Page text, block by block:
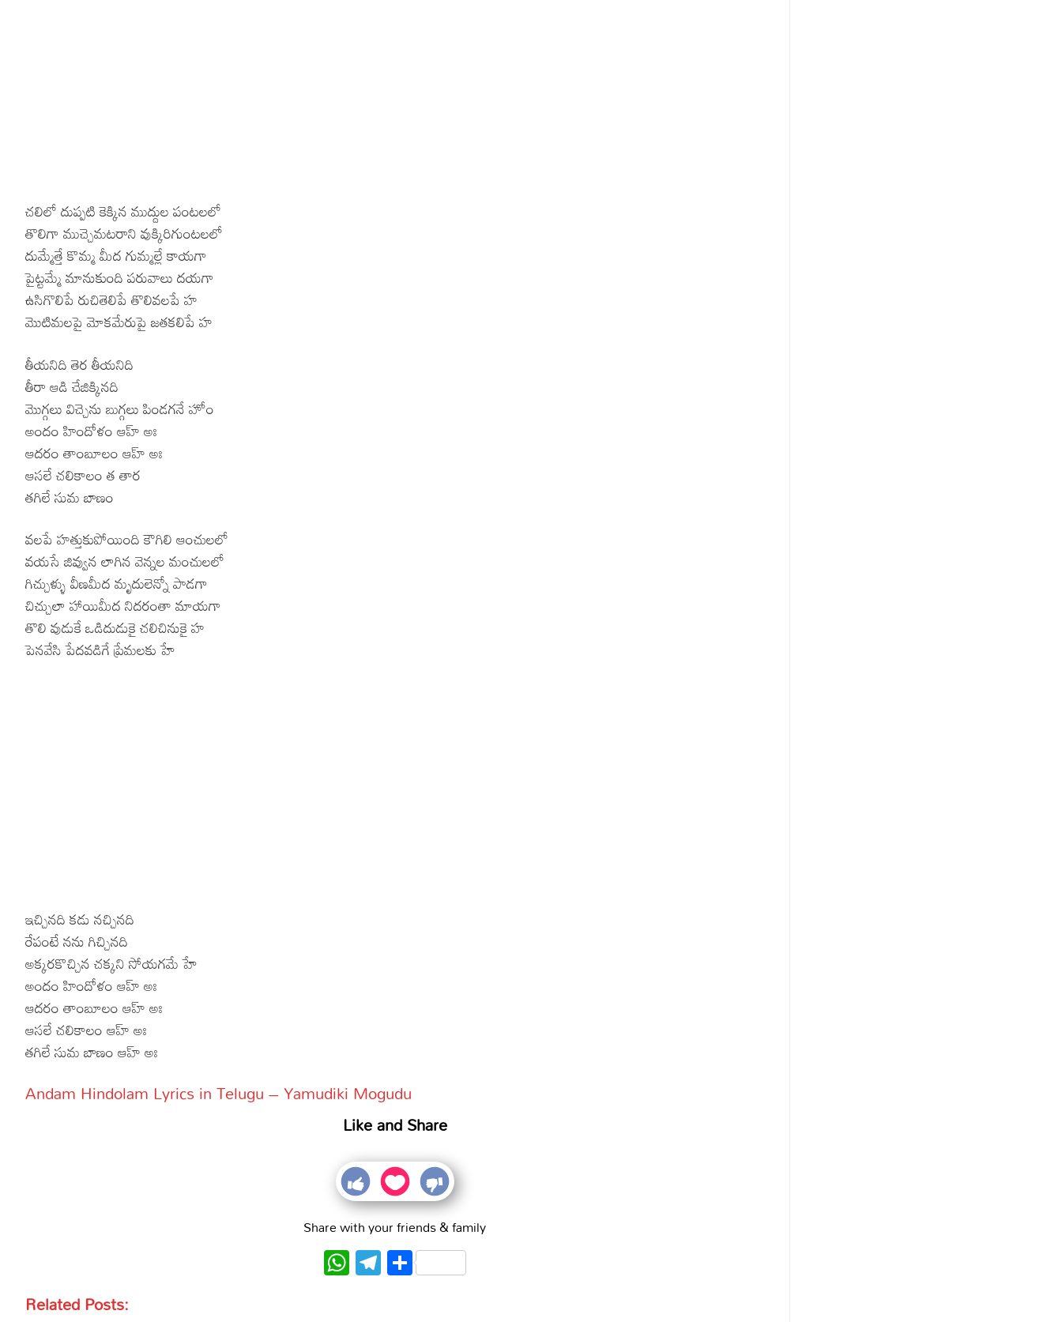
చలిలో దుప్పటి కెక్కిన ముద్దుల పంటలలో
తొలిగా ముచ్చెమటరాని వుక్కిరిగుంటలలో
దుమ్మేత్తే కొమ్మ మీద గుమ్మల్లే కాయగా
పైట్టమ్మే మానుకుంది పరువాలు దయగా
ఉసిగొలిపే రుచితెలిపే తొలివలపే హ
మొటిమలపై మోకమేరుపై జతకలిపే హ
తీయనిది తెర తీయనిది
తీరా ఆడి చేజిక్కినది
మొగ్గలు విచ్చెను బుగ్గలు పిండగనే హోం
అందం హిందోళం ఆహ్ అః
ఆదరం తాంబూలం ఆహ్ అః
ఆసలే చలికాలం త తార
తగిలే సుమ బాణం
వలపే హత్తుకుపోయింది కౌగిలి ఆంచులలో
వయసే జివ్వున లాగిన వెన్నల మంచులలో
గిచ్చుళ్ళు వీణమీద మృదులెన్నో పాడగా
చిచ్చులా హాయిమీద నిదరంతా మాయగా
తొలి వుడుకే ఒడిదుడుకై చలిచినుకై హ
పెనవేసి పేదవడిగే ప్రేమలకు హే
ఇచ్చినది కడు నచ్చినది
రేపంటే నను గిచ్చినది
అక్కరకొచ్చిన చక్కని సోయగమే హే
అందం హిందోళం ఆహ్ అః
ఆదరం తాంబూలం ఆహ్ అః
ఆసలే చలికాలం ఆహ్ అః
తగిలే సుమ బాణం ఆహ్ అః
Andam Hindolam Lyrics in Telugu – Yamudiki Mogudu
Like and Share
Share with your friends & family
WhatsApp
Telegram
Share
Related Posts: